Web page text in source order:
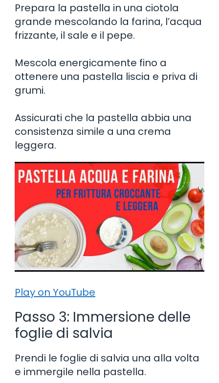
Prepara la pastella in una ciotola
grande mescolando la farina, l’acqua
frizzante, il sale e il pepe.
Mescola energicamente fino a
ottenere una pastella liscia e priva di
grumi.
Assicurati che la pastella abbia una
consistenza simile a una crema
leggera.
Play on YouTube
Passo 3: Immersione delle
foglie di salvia
Prendi le foglie di salvia una alla volta
e immergile nella pastella.